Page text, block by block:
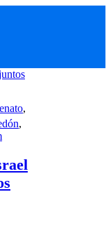
,
,